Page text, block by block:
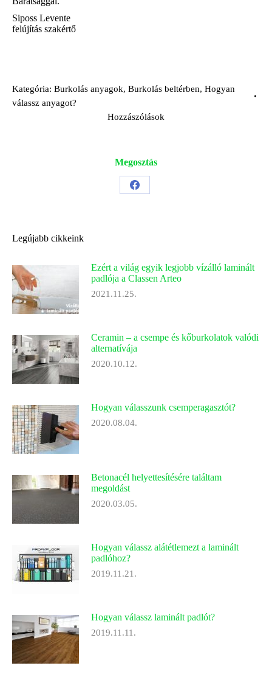
Siposs Levente
felújítás szakértő
Kategória: Burkolás anyagok, Burkolás beltérben, Hogyan
válassz anyagot?
Hozzászólások
Megosztás
Share
Legújabb cikkeink
Ezért a világ egyik legjobb vízálló laminált
padlója a Classen Arteo
2021.11.25.
Ceramin – a csempe és kőburkolatok valódi
alternatívája
2020.10.12.
Hogyan válasszunk csemperagasztót?
2020.08.04.
Betonacél helyettesítésére találtam
megoldást
2020.03.05.
Hogyan válassz alátétlemezt a laminált
padlóhoz?
2019.11.21.
Hogyan válassz laminált padlót?
2019.11.11.